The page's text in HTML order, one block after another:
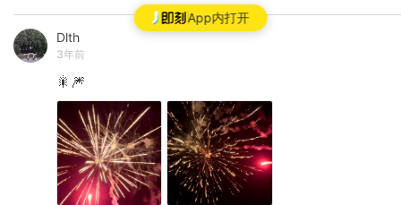
App内打开
Dlth
3年前
🎇🎆